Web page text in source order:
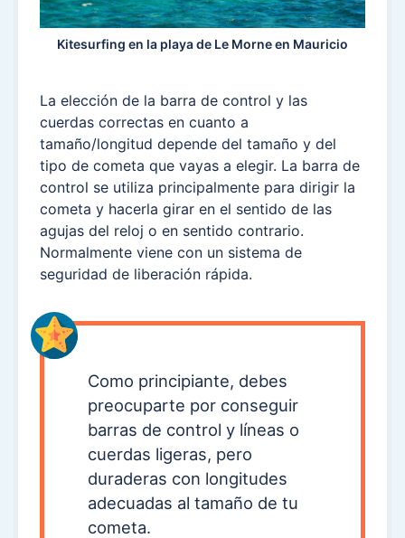
Kitesurfing en la playa de Le Morne en Mauricio
La elección de la barra de control y las
cuerdas correctas en cuanto a
tamaño/longitud depende del tamaño y del
tipo de cometa que vayas a elegir. La barra de
control se utiliza principalmente para dirigir la
cometa y hacerla girar en el sentido de las
agujas del reloj o en sentido contrario.
Normalmente viene con un sistema de
seguridad de liberación rápida.
Como principiante, debes
preocuparte por conseguir
barras de control y líneas o
cuerdas ligeras, pero
duraderas con longitudes
adecuadas al tamaño de tu
cometa.